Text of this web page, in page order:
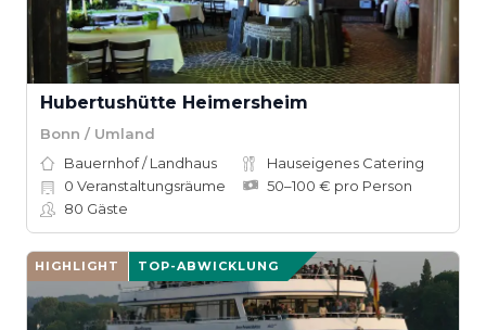
Hubertushütte Heimersheim
Bonn / Umland
Bauernhof / Landhaus
Hauseigenes Catering
0 Veranstaltungsräume
50–100 € pro Person
80 Gäste
HIGHLIGHT TOP-ABWICKLUNG